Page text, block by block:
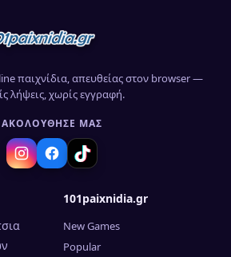
παιχνίδια, απευθείας στον browser —
λήψεις, χωρίς εγγραφή.
ΑΚΟΛΟΎΘΗΣΈ ΜΑΣ
101paixnidia.gr
New Games
Popular